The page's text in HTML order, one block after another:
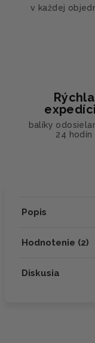
v každej
Rýchla
balíky
24 hodín
Popis
Hodnotenie (2)
Diskusia